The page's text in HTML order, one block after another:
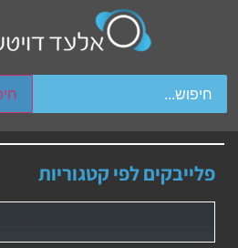
touch or with swipe gestures.
פלייבקים לפי קטגוריות